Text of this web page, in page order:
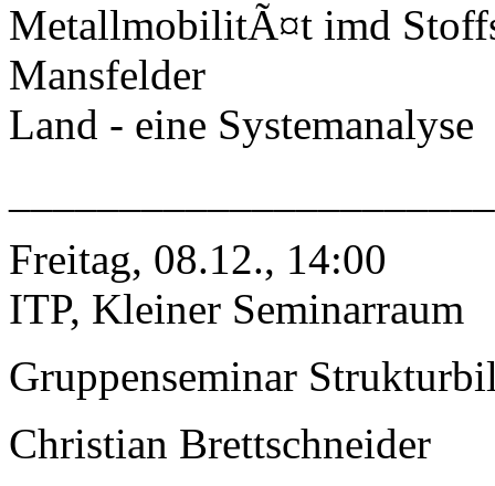
MetallmobilitÃ¤t imd
Mansfelder
Land - eine Systemanalyse
Freitag, 08.12., 14:00
ITP, Kleiner Seminarraum
Gruppenseminar
Christian Brettschneider